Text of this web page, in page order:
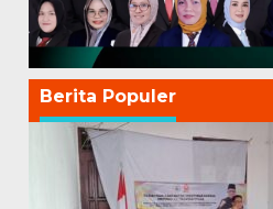
Berita Populer